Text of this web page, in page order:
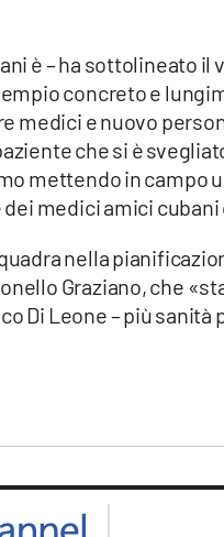
è – ha sottolineato
concreto e
medici e nuovo
che si è
mettendo in campo
medici amici
nella
Graziano, che
Di Leone – più